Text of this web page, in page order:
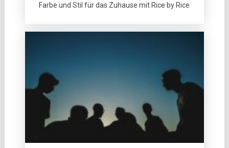
Farbe und Stil für das Zuhause mit Rice by Rice